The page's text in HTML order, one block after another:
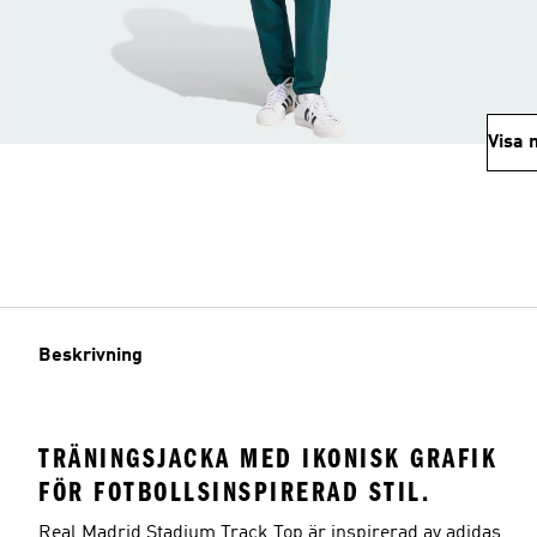
Visa
Beskrivning
TRÄNINGSJACKA MED IKONISK GRAFIK
FÖR FOTBOLLSINSPIRERAD STIL.